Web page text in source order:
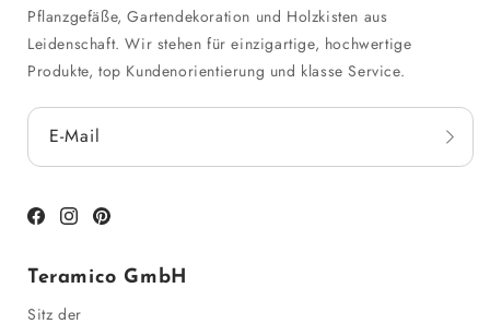
Pflanzgefäße, Gartendekoration und Holzkisten aus
Leidenschaft. Wir stehen für einzigartige, hochwertige
Produkte, top Kundenorientierung und klasse Service.
E-Mail
Facebook
InstagramPinterest
Teramico GmbH
Sitz der